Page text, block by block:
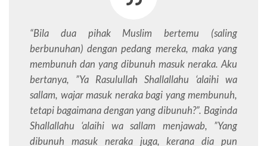
“Bila dua pihak Muslim bertemu (saling
berbunuhan) dengan pedang mereka, maka yang
membunuh dan yang dibunuh masuk neraka. Aku
bertanya, ”Ya Rasulullah Shallallahu ‘alaihi wa
sallam, wajar masuk neraka bagi yang membunuh,
tetapi bagaimana dengan yang dibunuh?”. Baginda
Shallallahu ‘alaihi wa sallam menjawab, ”Yang
dibunuh masuk neraka juga, kerana dia pun